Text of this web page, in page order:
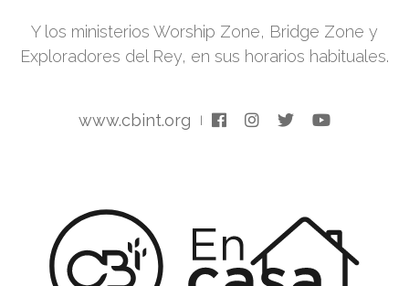
Y los ministerios Worship Zone, Bridge Zone y
Exploradores del Rey, en sus horarios habituales.
www.cbint.org |